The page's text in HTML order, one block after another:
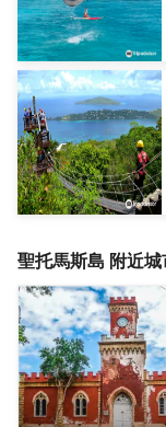
聖托馬斯島 附近